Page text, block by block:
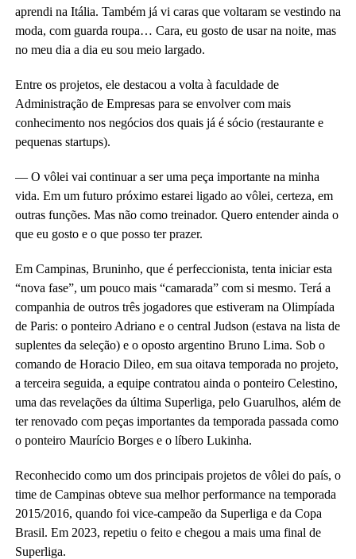
aprendi na Itália. Também já vi caras que voltaram se vestindo na
moda, com guarda roupa… Cara, eu gosto de usar na noite, mas
no meu dia a dia eu sou meio largado.
Entre os projetos, ele destacou a volta à faculdade de
Administração de Empresas para se envolver com mais
conhecimento nos negócios dos quais já é sócio (restaurante e
pequenas startups).
— O vôlei vai continuar a ser uma peça importante na minha
vida. Em um futuro próximo estarei ligado ao vôlei, certeza, em
outras funções. Mas não como treinador. Quero entender ainda o
que eu gosto e o que posso ter prazer.
Em Campinas, Bruninho, que é perfeccionista, tenta iniciar esta
“nova fase”, um pouco mais “camarada” com si mesmo. Terá a
companhia de outros três jogadores que estiveram na Olimpíada
de Paris: o ponteiro Adriano e o central Judson (estava na lista de
suplentes da seleção) e o oposto argentino Bruno Lima. Sob o
comando de Horacio Dileo, em sua oitava temporada no projeto,
a terceira seguida, a equipe contratou ainda o ponteiro Celestino,
uma das revelações da última Superliga, pelo Guarulhos, além de
ter renovado com peças importantes da temporada passada como
o ponteiro Maurício Borges e o líbero Lukinha.
Reconhecido como um dos principais projetos de vôlei do país, o
time de Campinas obteve sua melhor performance na temporada
2015/2016, quando foi vice-campeão da Superliga e da Copa
Brasil. Em 2023, repetiu o feito e chegou a mais uma final de
Superliga.